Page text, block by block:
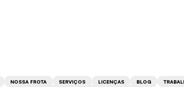
NOSSA FROTA SERVIÇOS LICENÇAS BLOG